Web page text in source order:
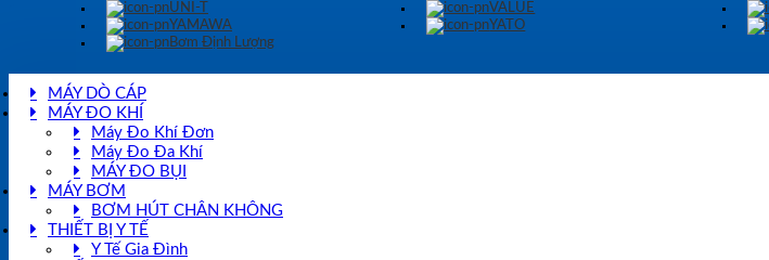
UNI-T
VALUE
YAMAWA
YATO
Bơm Định Lượng
MÁY DÒ CÁP
MÁY ĐO KHÍ
Máy Đo Khí Đơn
Máy Đo Đa Khí
MÁY ĐO BỤI
MÁY BƠM
BƠM HÚT CHÂN KHÔNG
THIẾT BỊ Y TẾ
Y Tế Gia Đình